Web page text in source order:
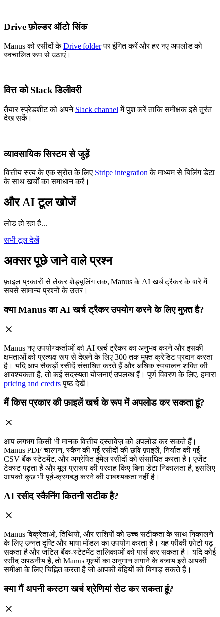
Drive फ़ोल्डर ऑटो-सिंक
Manus को रसीदों केDrive folderपर इंगित करें और हर नए अपलोड को
स्वचालित रूप से उठाएं।
वित्त को Slack डिलीवरी
तैयार स्प्रेडशीट को अपने Slack channel में पुश करें ताकि समीक्षक इसे तुरंत
देख सकें।
व्यावसायिक सिस्टम से जुड़ें
वित्तीय सत्य के एक स्रोत के लिए Stripe integration के माध्यम से बिलिंग डेटा
के साथ खर्चों का समाधान करें।
और AI टूल खोजें
लोड हो रहा है...
सभी टूल देखें
अक्सर पूछे जाने वाले प्रश्न
फ़ाइल प्रकारों से लेकर शेड्यूलिंग तक, Manus के AI खर्च ट्रैकर के बारे में
सबसे सामान्य प्रश्नों के उत्तर।
क्या Manus का AI खर्च ट्रैकर उपयोग करने के लिए मुफ़्त है?
Manus नए उपयोगकर्ताओं को AI खर्च ट्रैकर का अनुभव करने और इसकी
क्षमताओं को प्रत्यक्ष रूप से देखने के लिए 300 तक मुफ़्त क्रेडिट प्रदान करता
है। यदि आप सैकड़ों रसीदें संसाधित करते हैं और अधिक स्वचालन शक्ति की
आवश्यकता है, तो कई सदस्यता योजनाएं उपलब्ध हैं। पूर्ण विवरण के लिए, हमारा
pricing and creditsपृष्ठ देखें।
मैं किस प्रकार की फ़ाइलें खर्च के रूप में अपलोड कर सकता हूं?
आप लगभग किसी भी मानक वित्तीय दस्तावेज़ को अपलोड कर सकते हैं।
Manus PDF चालान, स्कैन की गई रसीदों की छवि फ़ाइलें, निर्यात की गई
CSV बैंक स्टेटमेंट, और अग्रेषित ईमेल रसीदों को संसाधित करता है। एजेंट
टेक्स्ट पढ़ता है और मूल प्रारूप की परवाह किए बिना डेटा निकालता है, इसलिए
आपको कुछ भी पूर्व-क्रमबद्ध करने की आवश्यकता नहीं है।
AI रसीद स्कैनिंग कितनी सटीक है?
Manus विक्रेताओं, तिथियों, और राशियों को उच्च सटीकता के साथ निकालने
के लिए उन्नत दृष्टि और भाषा मॉडल का उपयोग करता है। यह फीकी फ़ोटो पढ़
सकता है और जटिल बैंक-स्टेटमेंट तालिकाओं को पार्स कर सकता है। यदि कोई
रसीद अपठनीय है, तो Manus मूल्यों का अनुमान लगाने के बजाय इसे आपकी
समीक्षा के लिए चिह्नित करता है जो आपकी बहियों को बिगाड़ सकते हैं।
क्या मैं अपनी कस्टम खर्च श्रेणियां सेट कर सकता हूं?